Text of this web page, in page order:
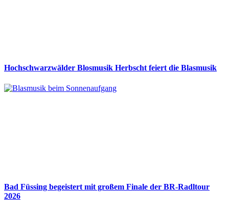
Hochschwarzwälder Blosmusik Herbscht feiert die Blasmusik
Bad Füssing begeistert mit großem Finale der BR-Radltour
2026